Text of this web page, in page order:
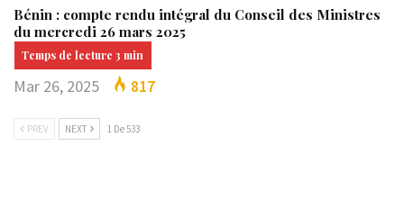
Bénin : compte rendu intégral du Conseil des Ministres
du mercredi 26 mars 2025
Mar 26, 2025 817
PREV NEXT 1 De 533